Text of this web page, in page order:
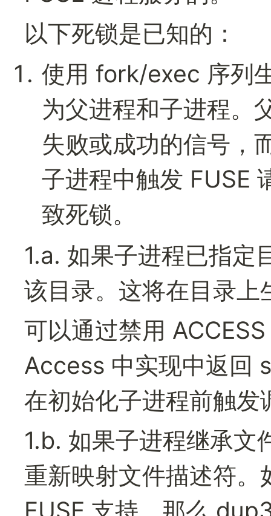
以下死锁是已知的：
使用 fork/exec 序列
为父进程和子进程。
失败或成功的信号，
子进程中触发 FUSE
致死锁。
1.a. 如果子进程已指
该目录。这将在目录上
可以通过禁用
Access 中实现中返回
在初始化子进程前触发
1.b. 如果子进程继承
重新映射文件描述符
FUSE 支持，那么